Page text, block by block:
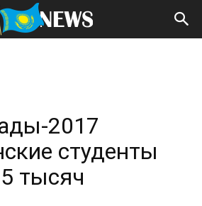
2017
студенты
тысяч